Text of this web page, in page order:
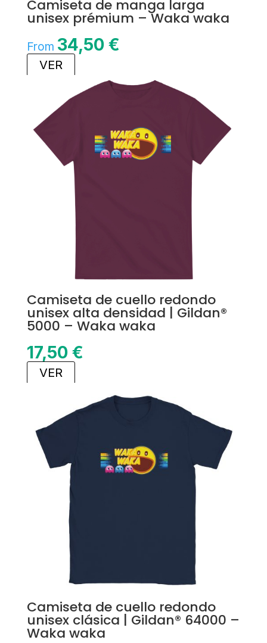
Camiseta de manga larga
unisex prémium – Waka waka
From 34,50 €
VER
Camiseta de cuello redondo
unisex alta densidad | Gildan®
5000 – Waka waka
17,50 €
VER
Camiseta de cuello redondo
unisex clásica | Gildan® 64000 –
Waka waka